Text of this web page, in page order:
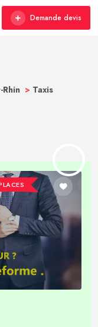
Demande devis
Rhin > Taxis